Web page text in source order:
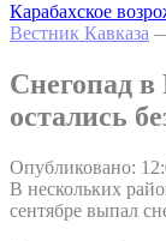
Карабахское
Вестник Кавказа
Снегопад
остались
Опубликовано:
В нескольких
сентябре выпал